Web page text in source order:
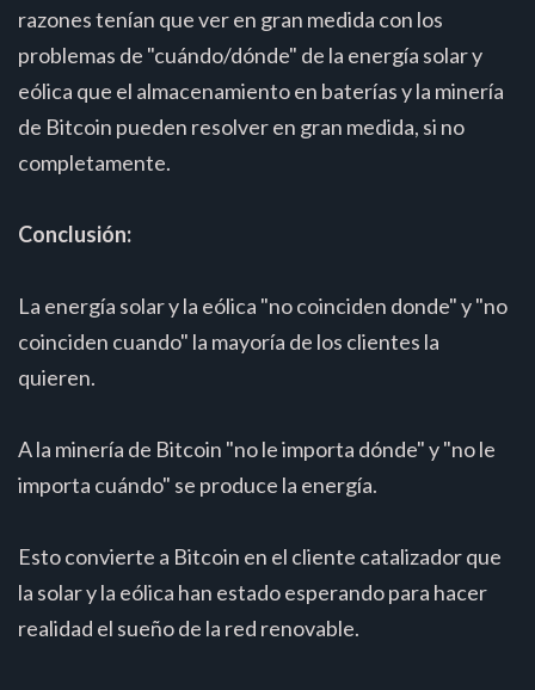
razones tenían que ver en gran medida con los
problemas de "cuándo/dónde" de la energía solar y
eólica que el almacenamiento en baterías y la minería
de Bitcoin pueden resolver en gran medida, si no
completamente.
Conclusión:
La energía solar y la eólica "no coinciden donde" y "no
coinciden cuando" la mayoría de los clientes la
quieren.
A la minería de Bitcoin "no le importa dónde" y "no le
importa cuándo" se produce la energía.
Esto convierte a Bitcoin en el cliente catalizador que
la solar y la eólica han estado esperando para hacer
realidad el sueño de la red renovable.